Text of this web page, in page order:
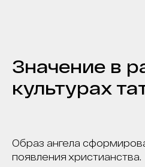
Значение в
культурах
Образ ангела
появления христианства.